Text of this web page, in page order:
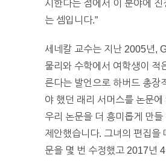
시한다는 점에서 이 분야에
는 셈입니다.”
세네칼 교수는 지난 2005년,
물리와 수학에서 여학생이 적
른다는 발언으로 하버드 총장
야 했던 래리 서머스를 논문에
우리 논문을 더 흥미롭게 만
제안했습니다. 그녀의 편집을
문을 몇 번 수정했고 2017년